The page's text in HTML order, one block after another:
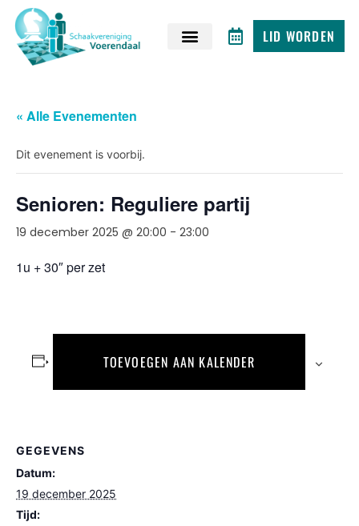
LID WORDEN
« Alle Evenementen
Dit evenement is voorbij.
Senioren: Reguliere partij
19 december 2025 @ 20:00 - 23:00
1u + 30″ per zet
TOEVOEGEN AAN KALENDER
GEGEVENS
Datum:
19 december 2025
Tijd: